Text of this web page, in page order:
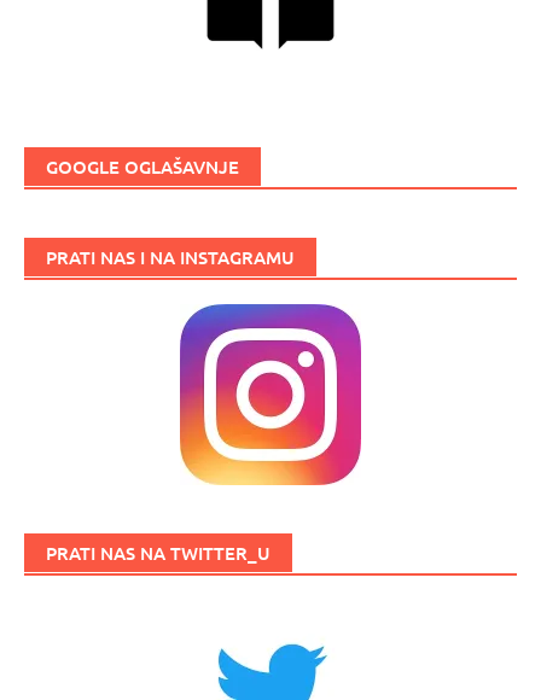
GOOGLE OGLAŠAVNJE
PRATI NAS I NA INSTAGRAMU
PRATI NAS NA TWITTER_U